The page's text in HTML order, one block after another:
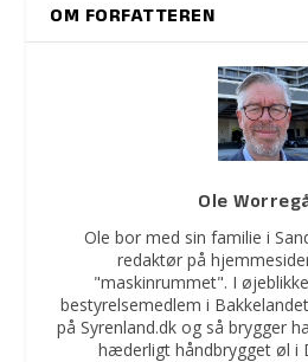
OM FORFATTEREN
Ole
Ole bor med sin familie i
redaktør på
"maskinrummet". I
bestyrelsemedlem i
på Syrenland.dk og så brygger
hæderligt håndbrygget øl i